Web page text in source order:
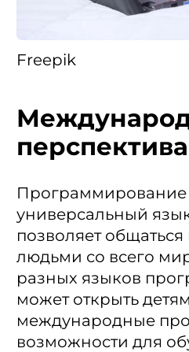
Freepik
перспектива
Программирование
универсальный
позволяет общаться
людьми со всего
разных языков
может открыть
международные
возможности для